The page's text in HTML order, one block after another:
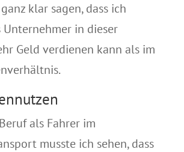
klar sagen, dass ich
in dieser
Geld verdienen kann als im
als Fahrer im
musste ich sehen, dass